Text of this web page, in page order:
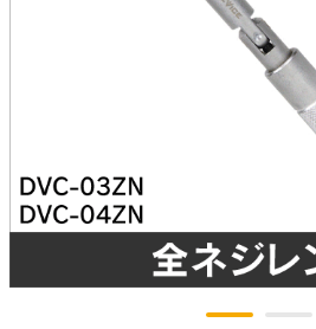
太陽光発電ケーブル・コネクタ・関連資
ーカ
照明・照明器具
電源タップ・延長コード
照明設置工事